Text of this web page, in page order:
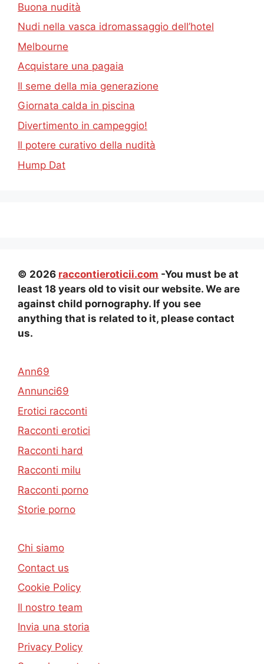
Buona nudità
Nudi nella vasca idromassaggio dell’hotel
Melbourne
Acquistare una pagaia
Il seme della mia generazione
Giornata calda in piscina
Divertimento in campeggio!
Il potere curativo della nudità
Hump ​​Dat
© 2026 raccontieroticii.com -You must be at
least 18 years old to visit our website. We are
against child pornography. If you see
anything that is related to it, please contact
us.
Ann69
Annunci69
Erotici racconti
Racconti erotici
Racconti hard
Racconti milu
Racconti porno
Storie porno
Chi siamo
Contact us
Cookie Policy
Il nostro team
Invia una storia
Privacy Policy